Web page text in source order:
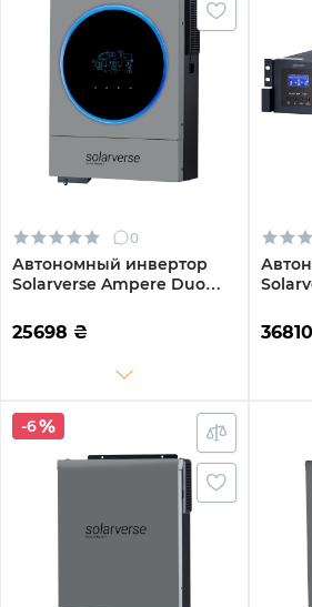
0
Автономный инвертор
Solarverse Ampere Duo
Однофазный (SV6048AD)
25698 ₴ 36810
-6